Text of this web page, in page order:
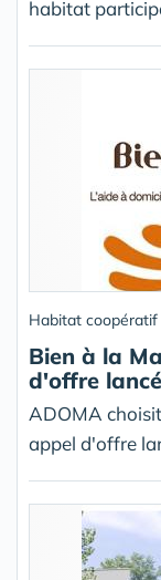
habitat
Habitat coopératif
Bien à la
d'offre
ADOMA
appel d'offre